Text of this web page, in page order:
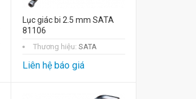
Lục giác bi 2.5 mm SATA
81106
Thương hiệu: SATA
Liên hệ báo giá